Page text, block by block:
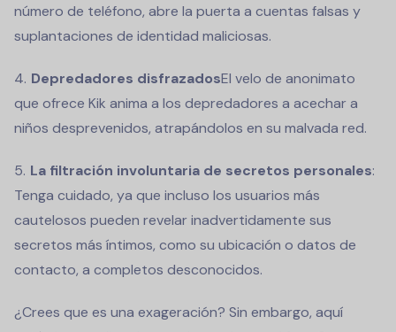
número de teléfono, abre la puerta a cuentas falsas y
suplantaciones de identidad maliciosas.
Depredadores disfrazadosEl velo de anonimato
que ofrece Kik anima a los depredadores a acechar a
niños desprevenidos, atrapándolos en su malvada red.
La filtración involuntaria de secretos personales:
Tenga cuidado, ya que incluso los usuarios más
cautelosos pueden revelar inadvertidamente sus
secretos más íntimos, como su ubicación o datos de
contacto, a completos desconocidos.
¿Crees que es una exageración? Sin embargo, aquí